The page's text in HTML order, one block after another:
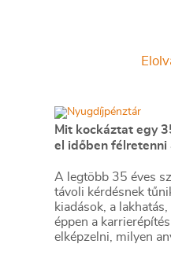
Mit kockáztat egy
el időben félretenni
A legtöbb 35 éves
távoli kérdésnek
kiadások, a
éppen a
elképzelni, milyen